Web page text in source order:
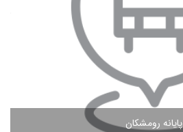
پایانه رومشکان